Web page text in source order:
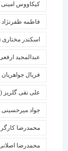
کیکاووس امینی(3)
فاطمه ظفرنژاد(3)
اسكندر مختاری (3)
عبدالمجید ارفعی(3)
فریال جواهریان(2)
علی نقی گلریز(2)
جواد میرحسینی(2)
محمدرضا کارگر(2)
محمدرضا اصلانی(2)